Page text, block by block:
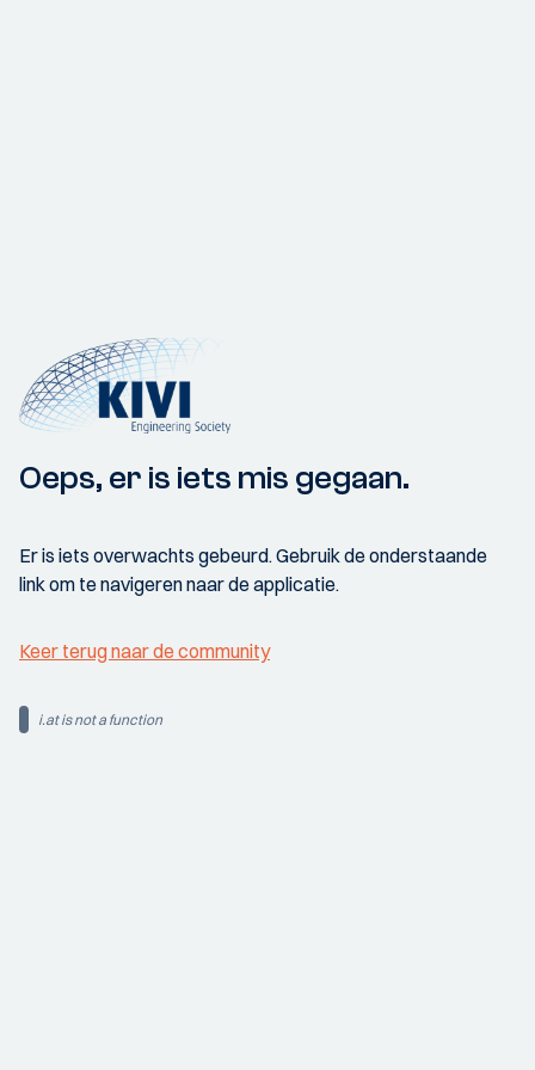
Oeps, er is iets mis gegaan.
Er is iets overwachts gebeurd. Gebruik de onderstaande
link om te navigeren naar de applicatie.
Keer terug naar de community
i.at is not a function